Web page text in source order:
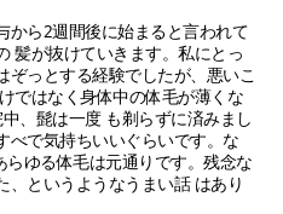
から2週間後に始まると言われて
髪が抜けていきます。私にとっ
ぞっとする経験でしたが、悪いこ
ではなく身体中の体毛が薄くな
、髭は一度 も剃らずに済みまし
べで気持ちいいぐらいです。な
ゆる体毛は元通りです。残念な
、というようなうまい話 はあり